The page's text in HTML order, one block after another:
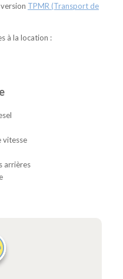
TPMR (Transport de
à la location :
vitesse
arrières